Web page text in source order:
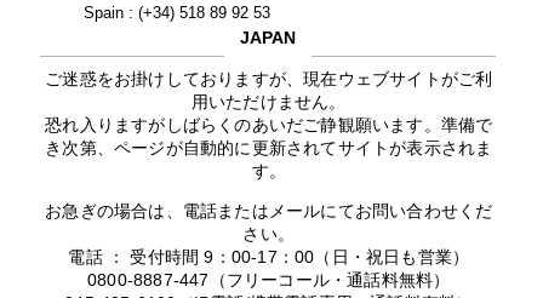
Spain : (+34) 518 89 92 53
JAPAN
ご迷惑をお掛けしておりますが、現在ウェブサイトがご利
用いただけません。
恐れ入りますがしばらくのあいだご静観願います。準備で
き次第、ページが自動的に更新されてサイトが表示されま
す。
お急ぎの場合は、電話またはメールにてお問い合わせくだ
さい。
電話 ： 受付時間 9：00-17：00（日・祝日も営業）
0800-8887-447（フリーコール・通話料無料）